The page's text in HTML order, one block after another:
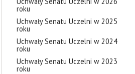
roku
Uchwały Senatu Uczelni w 2025
roku
Uchwały Senatu Uczelni w 2024
roku
Uchwały Senatu Uczelni w 2023
roku